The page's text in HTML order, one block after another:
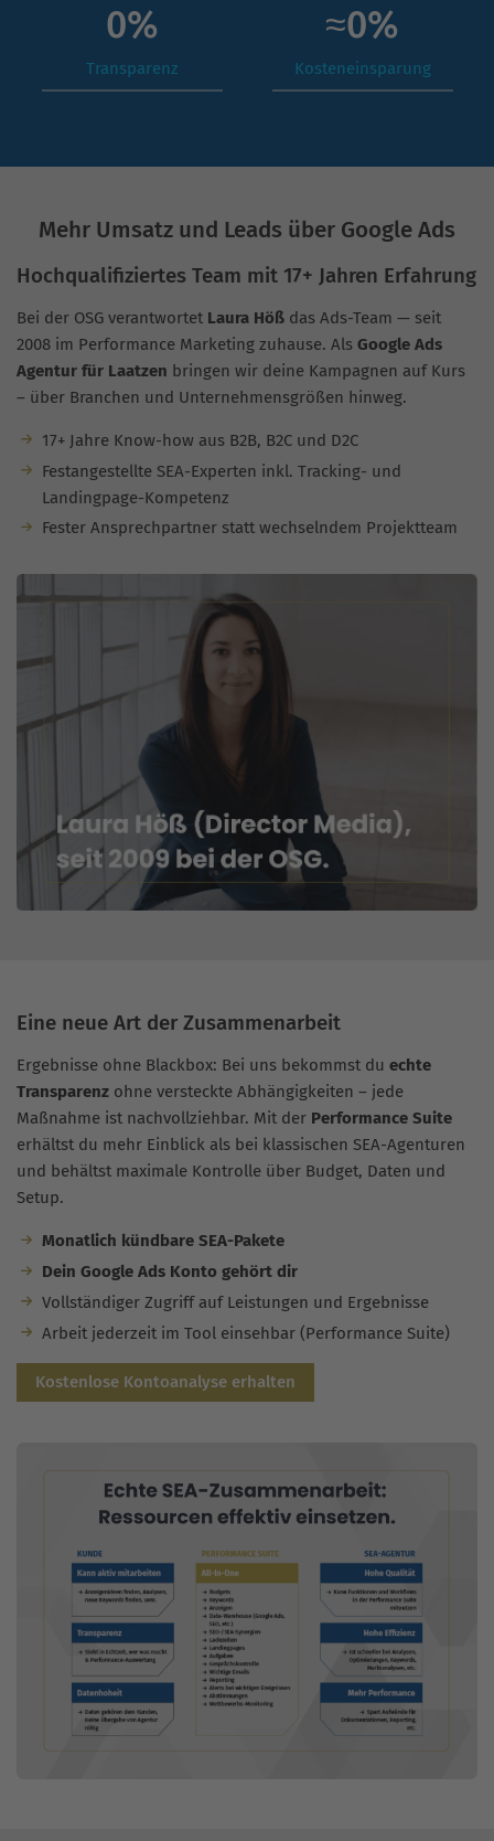
0%
Transparenz
≈0%
Kosteneinsparung
Mehr Umsatz und Leads über Google Ads
Hochqualifiziertes Team mit 17+ Jahren Erfahrung
Bei der OSG verantwortet Laura Höß das Ads-Team — seit
2008 im Performance Marketing zuhause. Als Google Ads
Agentur für Laatzen bringen wir deine Kampagnen auf Kurs
– über Branchen und Unternehmensgrößen hinweg.
17+ Jahre Know-how aus B2B, B2C und D2C
Festangestellte SEA-Experten inkl. Tracking- und
Landingpage-Kompetenz
Fester Ansprechpartner statt wechselndem Projektteam
Eine neue Art der Zusammenarbeit
Ergebnisse ohne Blackbox: Bei uns bekommst du echte
Transparenz ohne versteckte Abhängigkeiten – jede
Maßnahme ist nachvollziehbar. Mit der Performance Suite
erhältst du mehr Einblick als bei klassischen SEA-Agenturen
und behältst maximale Kontrolle über Budget, Daten und
Setup.
Monatlich kündbare SEA-Pakete
Dein Google Ads Konto gehört dir
Vollständiger Zugriff auf Leistungen und Ergebnisse
Arbeit jederzeit im Tool einsehbar (Performance Suite)
Kostenlose Kontoanalyse erhalten